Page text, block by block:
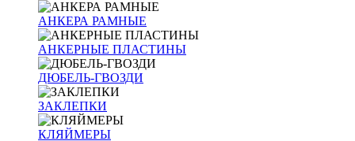
АНКЕРА РАМНЫЕ
АНКЕРНЫЕ ПЛАСТИНЫ
ДЮБЕЛЬ-ГВОЗДИ
ЗАКЛЕПКИ
КЛЯЙМЕРЫ